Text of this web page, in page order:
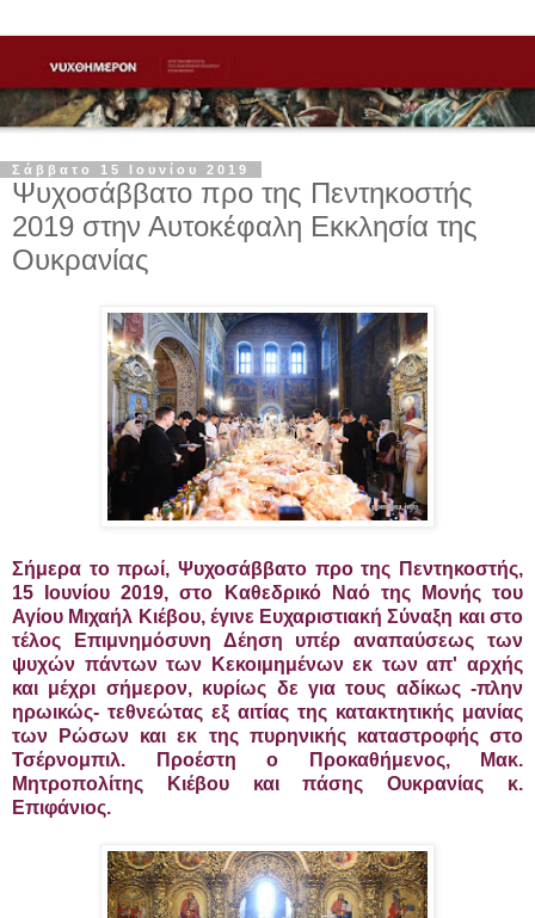
Σάββατο 15 Ιουνίου 2019
Ψυχοσάββατο προ της Πεντηκοστής
2019 στην Αυτοκέφαλη Εκκλησία της
Ουκρανίας
Σήμερα το πρωί, Ψυχοσάββατο προ της Πεντηκοστής,
15 Ιουνίου 2019, στο Καθεδρικό Ναό της Μονής του
Αγίου Μιχαήλ Κιέβου, έγινε Ευχαριστιακή Σύναξη και στο
τέλος Επιμνημόσυνη Δέηση υπέρ αναπαύσεως των
ψυχών πάντων των Κεκοιμημένων εκ των απ' αρχής
και μέχρι σήμερον, κυρίως δε για τους αδίκως -πλην
ηρωικώς- τεθνεώτας εξ αιτίας της κατακτητικής μανίας
των Ρώσων και εκ της πυρηνικής καταστροφής στο
Τσέρνομπιλ. Προέστη ο Προκαθήμενος, Μακ.
Μητροπολίτης Κιέβου και πάσης Ουκρανίας κ.
Επιφάνιος.